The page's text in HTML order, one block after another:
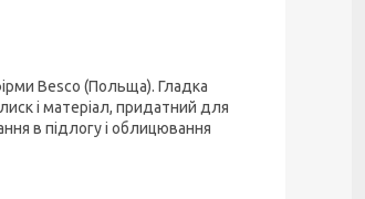
Besco (Польща). Гладка
і матеріал, придатний для
в підлогу і облицювання